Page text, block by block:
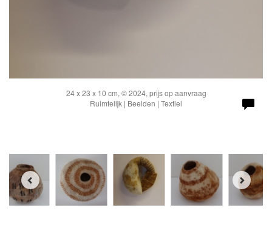
24 x 23 x 10 cm, © 2024, prijs op aanvraag
Ruimtelijk | Beelden | Textiel